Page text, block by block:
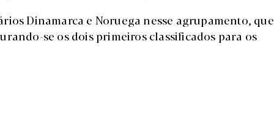
Dinamarca e Noruega nesse agrupamento, que
se os dois primeiros classificados para os